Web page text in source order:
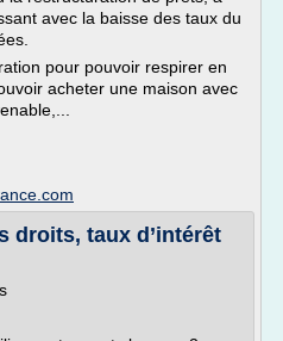
avec la baisse des taux du
pour pouvoir respirer en
acheter une maison avec
droits, taux d’intérêt